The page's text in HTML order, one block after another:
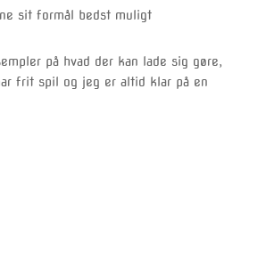
sit formål bedst muligt
på hvad der kan lade sig gøre,
frit spil og jeg er altid klar på en